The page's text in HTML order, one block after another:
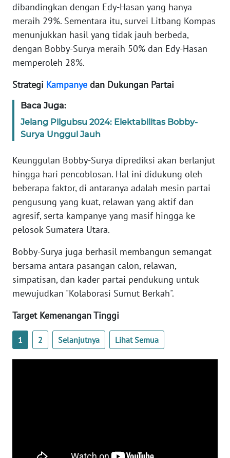
dibandingkan dengan Edy-Hasan yang hanya
meraih 29%. Sementara itu, survei Litbang Kompas
menunjukkan hasil yang tidak jauh berbeda,
dengan Bobby-Surya meraih 50% dan Edy-Hasan
memperoleh 28%.
Strategi Kampanye dan Dukungan Partai
Baca Juga:
Jelang Pilgubsu 2024: Elektabilitas Bobby-
Surya Unggul Jauh
Keunggulan Bobby-Surya diprediksi akan berlanjut
hingga hari pencoblosan. Hal ini didukung oleh
beberapa faktor, di antaranya adalah mesin partai
pengusung yang kuat, relawan yang aktif dan
agresif, serta kampanye yang masif hingga ke
pelosok Sumatera Utara.
Bobby-Surya juga berhasil membangun semangat
bersama antara pasangan calon, relawan,
simpatisan, dan kader partai pendukung untuk
mewujudkan "Kolaborasi Sumut Berkah".
Target Kemenangan Tinggi
1 2 Selanjutnya Lihat Semua
RIAU
SERAMBI
WN
JAMBI
WN
SULTRA
SULTENG
WN
SULBAR
WN
BABEL
WN
WN
SUMSEL